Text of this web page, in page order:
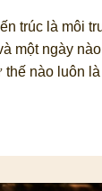
trúc là môi
một ngày
thế nào luôn